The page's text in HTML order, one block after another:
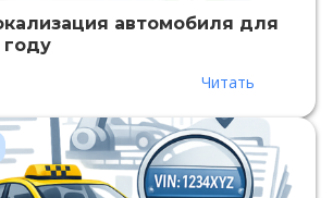
автомобиля для
году
Читать